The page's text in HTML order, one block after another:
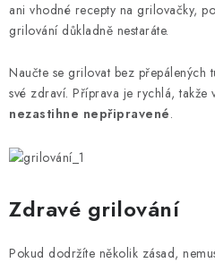
KONTAKTY
ZNAČKY
Doprava a platba Velkoobchod
Reklamace a vrácení zboží
ani vhodné recepty na grilovačky,
grilování důkladně nestaráte.
Naučte se grilovat bez přepálených
své zdraví. Příprava je rychlá, takže
nezastihne nepřipravené.
Zdravé grilování
Pokud dodržíte několik zásad,